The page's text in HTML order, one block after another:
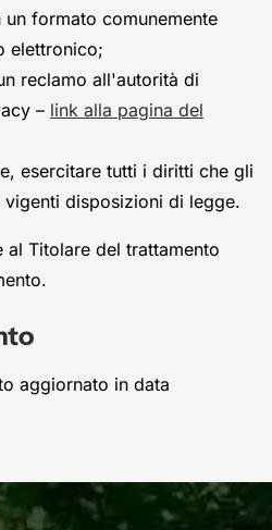
formato comunemente
elettronico;
reclamo all'autorità di
– link alla pagina del
esercitare tutti i diritti che gli
disposizioni di legge.
al Titolare del trattamento
aggiornato in data